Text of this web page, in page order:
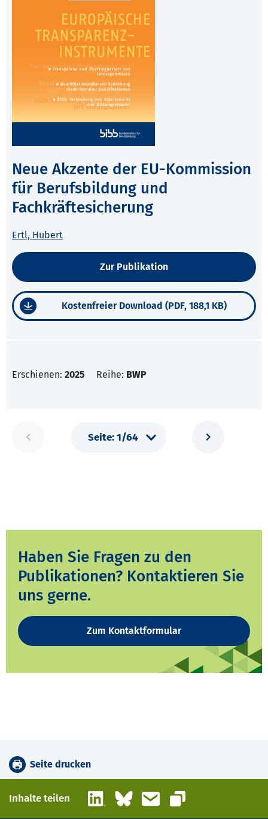
Neue Akzente der EU-Kommission
für Berufsbildung und
Fachkräftesicherung
Ertl, Hubert
Zur Publikation
Kostenfreier Download (PDF, 188,1 KB)
Erschienen: 2025 Reihe: BWP
Haben Sie Fragen zu den
Publikationen? Kontaktieren Sie
uns gerne.
Zum Kontaktformular
Seite drucken
Inhalte teilen LinkedInBlueskyE-Mail
Link kopieren